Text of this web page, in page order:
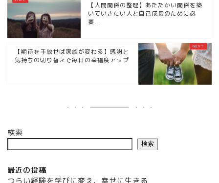
【人間関係の整理】あたたかい関係を築
いていきたい人と自己成長のために必
要...
【期待を手放せば家族が変わる】感謝と
気持ちの切り替えで毎日の幸福度アップ
検索
検索
最近の投稿
つらい経験を学びに変え、幸せに生きる